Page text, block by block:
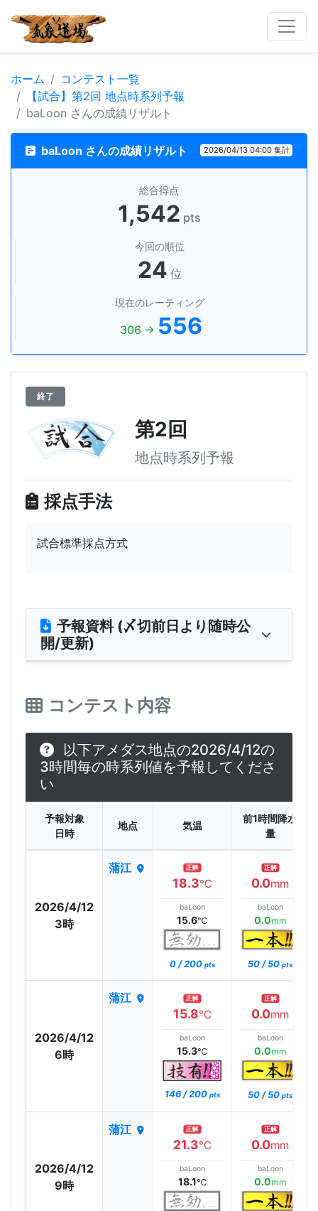
ホーム
コンテスト一覧
【試合】第2回 地点時系列予報
baLoon さんの成績リザルト
baLoon さんの成績リザルト 2026/04/13 04:00 集計
総合得点
1,542 pts
今回の順位
24 位
現在のレーティング
306 → 556
終了
第2回
地点時系列予報
採点手法
試合標準採点方式
予報資料 (〆切前日より随時公
開/更新)
コンテスト内容
以下アメダス地点の2026/4/12の
3時間毎の時系列値を予報してくださ
い
予報対象
日時
地点 気温
前1時間降水
量
2026/4/12
3時
蒲江 正解
18.3℃
baLoon
15.6℃
0 / 200 pts
正解
0.0mm
baLoon
0.0mm
50 / 50 pts
2026/4/12
6時
蒲江 正解
15.8℃
baLoon
15.3℃
146 / 200 pts
正解
0.0mm
baLoon
0.0mm
50 / 50 pts
2026/4/12
9時
蒲江 正解
21.3℃
baLoon
18.1℃
正解
0.0mm
baLoon
0.0mm